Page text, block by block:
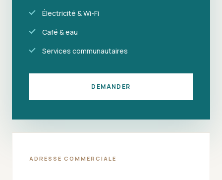
Électricité & Wi-Fi
Café & eau
Services communautaires
DEMANDER
ADRESSE COMMERCIALE